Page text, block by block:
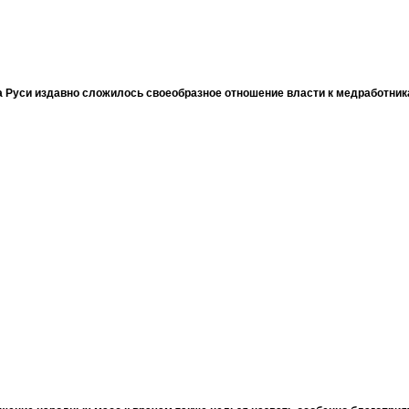
Руси издавно сложилось своеобразное отношение власти к